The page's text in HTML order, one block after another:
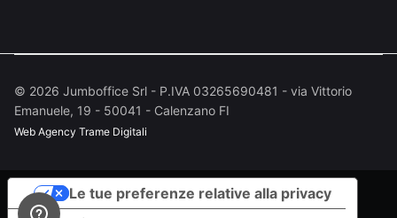
© 2026 Jumboffice Srl - P.IVA 03265690481 - via Vittorio
Emanuele, 19 - 50041 - Calenzano FI
Web Agency Trame Digitali
Le tue preferenze relative alla privacy